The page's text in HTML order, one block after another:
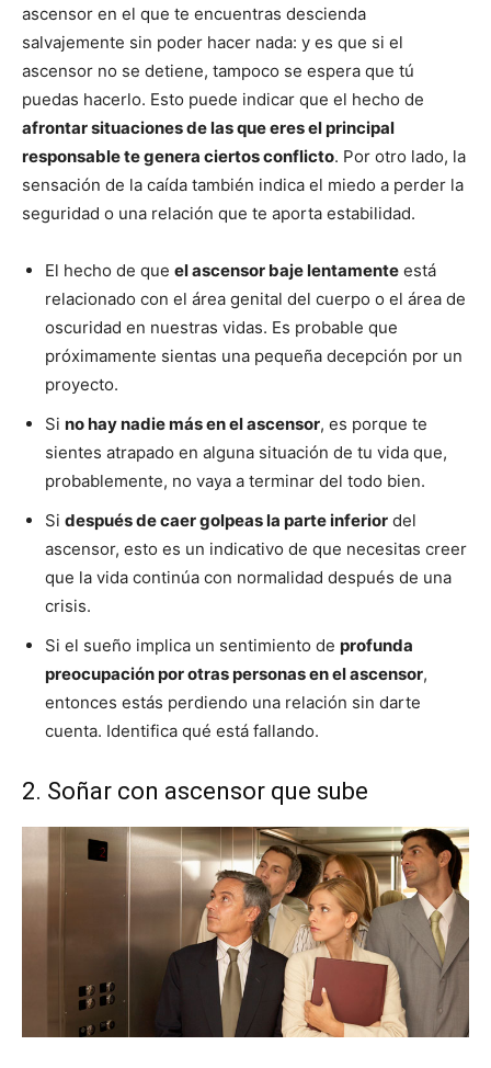
ascensor en el que te encuentras descienda
salvajemente sin poder hacer nada: y es que si el
ascensor no se detiene, tampoco se espera que tú
puedas hacerlo. Esto puede indicar que el hecho de
afrontar situaciones de las que eres el principal
responsable te genera ciertos conflicto. Por otro lado, la
sensación de la caída también indica el miedo a perder la
seguridad o una relación que te aporta estabilidad.
El hecho de que el ascensor baje lentamente está
relacionado con el área genital del cuerpo o el área de
oscuridad en nuestras vidas. Es probable que
próximamente sientas una pequeña decepción por un
proyecto.
Si no hay nadie más en el ascensor, es porque te
sientes atrapado en alguna situación de tu vida que,
probablemente, no vaya a terminar del todo bien.
Si después de caer golpeas la parte inferior del
ascensor, esto es un indicativo de que necesitas creer
que la vida continúa con normalidad después de una
crisis.
Si el sueño implica un sentimiento de profunda
preocupación por otras personas en el ascensor,
entonces estás perdiendo una relación sin darte
cuenta. Identifica qué está fallando.
2. Soñar con ascensor que sube